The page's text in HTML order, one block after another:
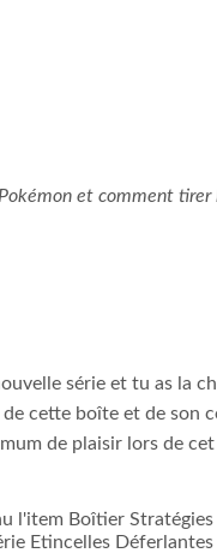
et comment
série et tu as la
cette boîte et de son
de plaisir lors de cet